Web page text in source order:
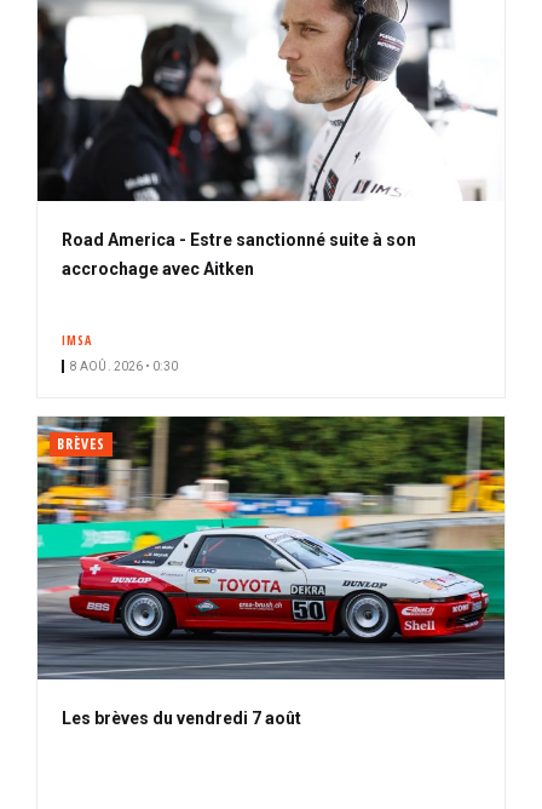
Road America - Estre sanctionné suite à son
accrochage avec Aitken
IMSA
8 AOÛ. 2026 • 0:30
BRÈVES
Les brèves du vendredi 7 août